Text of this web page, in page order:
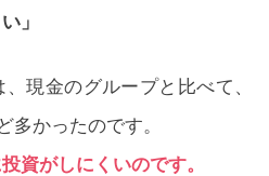
」
現金のグループと比べて、
多かったのです。
資がしにくいのです。